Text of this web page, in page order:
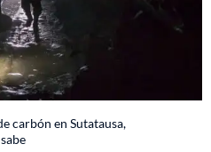
carbón en Sutatausa,